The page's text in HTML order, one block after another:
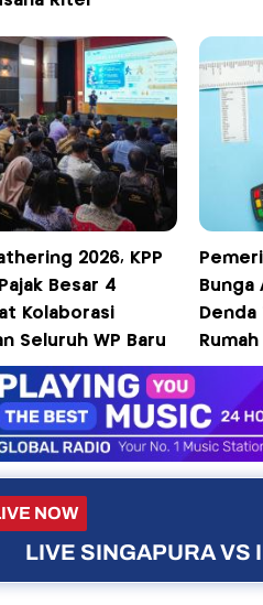
2026, KPP
Besar 4
Kolaborasi
Seluruh WP Baru
Bunga
Denda
NOW
LIVE SINGAPURA VS